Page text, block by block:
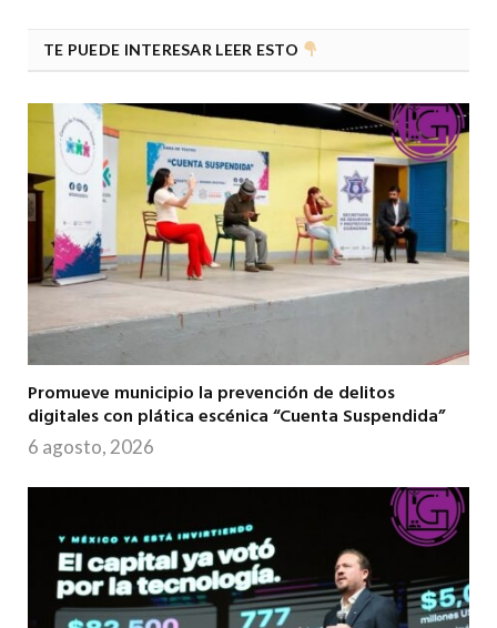
TE PUEDE INTERESAR LEER ESTO
Promueve municipio la prevención de delitos
digitales con plática escénica “Cuenta Suspendida”
6 agosto, 2026